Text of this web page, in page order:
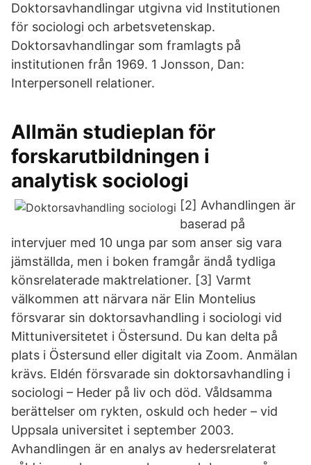
Doktorsavhandlingar utgivna vid Institutionen
för sociologi och arbetsvetenskap.
Doktorsavhandlingar som framlagts på
institutionen från 1969. 1 Jonsson, Dan:
Interpersonell relationer.
Allmän studieplan för
forskarutbildningen i
analytisk sociologi
[2] Avhandlingen är
baserad på
intervjuer med 10 unga par som anser sig vara
jämställda, men i boken framgår ändå tydliga
könsrelaterade maktrelationer. [3] Varmt
välkommen att närvara när Elin Montelius
försvarar sin doktorsavhandling i sociologi vid
Mittuniversitetet i Östersund. Du kan delta på
plats i Östersund eller digitalt via Zoom. Anmälan
krävs. Eldén försvarade sin doktorsavhandling i
sociologi – Heder på liv och död. Våldsamma
berättelser om rykten, oskuld och heder – vid
Uppsala universitet i september 2003.
Avhandlingen är en analys av hedersrelaterat